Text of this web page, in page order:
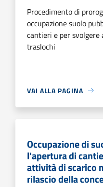
Procedimento di
occupazione suolo
cantieri e per
traslochi
VAI ALLA PAGINA
Occupazione di
l'apertura di
attività di scarico
rilascio della